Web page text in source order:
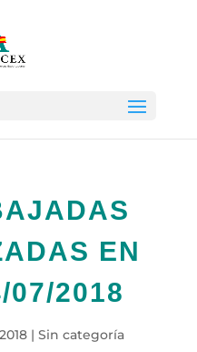
EN
07/2018
| Sin categoría